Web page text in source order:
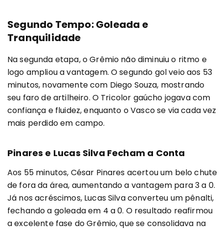
Segundo Tempo: Goleada e
Tranquilidade
Na segunda etapa, o Grêmio não diminuiu o ritmo e
logo ampliou a vantagem. O segundo gol veio aos 53
minutos, novamente com Diego Souza, mostrando
seu faro de artilheiro. O Tricolor gaúcho jogava com
confiança e fluidez, enquanto o Vasco se via cada vez
mais perdido em campo.
Pinares e Lucas Silva Fecham a Conta
Aos 55 minutos, César Pinares acertou um belo chute
de fora da área, aumentando a vantagem para 3 a 0.
Já nos acréscimos, Lucas Silva converteu um pênalti,
fechando a goleada em 4 a 0. O resultado reafirmou
a excelente fase do Grêmio, que se consolidava na